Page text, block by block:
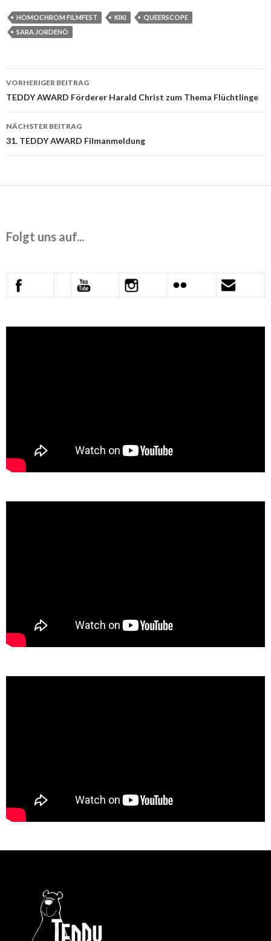
HOMOCHROM FILMFEST KIKI
QUEERSCOPE
SARA JORDENÖ
Beitrags-
Navigation
VORHERIGER BEITRAG
TEDDY AWARD Förderer Harald Christ zum Thema Flüchtlinge
NÄCHSTER BEITRAG
31. TEDDY AWARD Filmanmeldung
Folgt uns auf...